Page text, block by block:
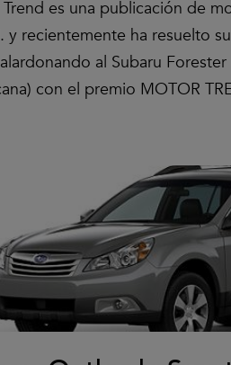
es una publicación de
y recientemente ha resuelto
al Subaru
con el premio MOTOR